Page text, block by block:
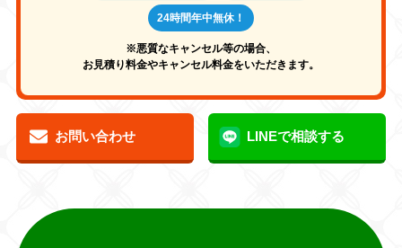
24時間年中無休！
※悪質なキャンセル等の場合、
お見積り料金やキャンセル料金をいただきます。
お問い合わせ LINEで相談する